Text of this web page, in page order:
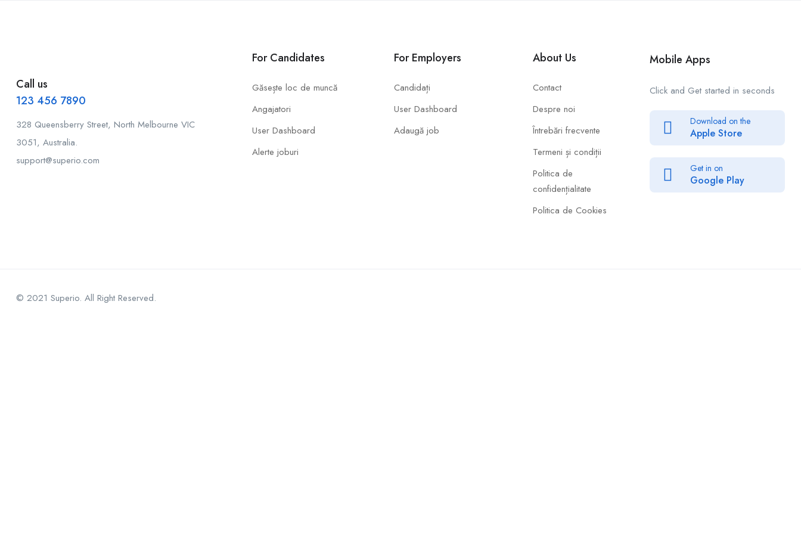
Call us
123 456 7890
328 Queensberry Street, North Melbourne VIC
3051, Australia.
support@superio.com
For Candidates
Găsește loc de muncă
Angajatori
User Dashboard
Alerte joburi
For Employers
Candidați
User Dashboard
Adaugă job
About Us
Contact
Despre noi
Întrebări frecvente
Termeni și condiții
Politica de
confidențialitate
Politica de Cookies
Mobile Apps
Click and Get started in seconds
Download on the
Apple Store
Get in on
Google Play
© 2021 Superio. All Right Reserved.